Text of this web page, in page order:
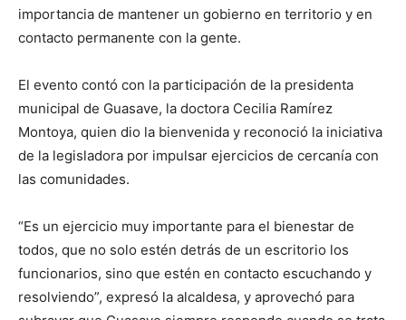
importancia de mantener un gobierno en territorio y en
contacto permanente con la gente.
El evento contó con la participación de la presidenta
municipal de Guasave, la doctora Cecilia Ramírez
Montoya, quien dio la bienvenida y reconoció la iniciativa
de la legisladora por impulsar ejercicios de cercanía con
las comunidades.
“Es un ejercicio muy importante para el bienestar de
todos, que no solo estén detrás de un escritorio los
funcionarios, sino que estén en contacto escuchando y
resolviendo”, expresó la alcaldesa, y aprovechó para